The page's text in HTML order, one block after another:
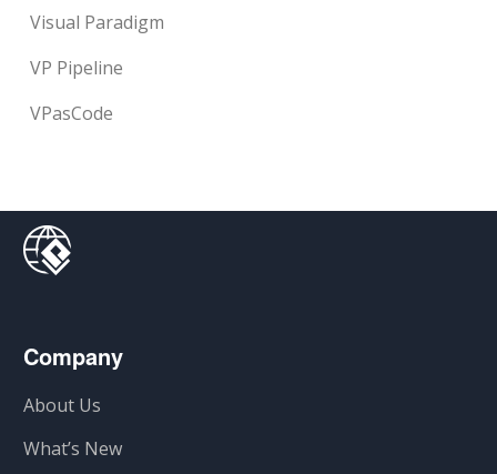
Visual Paradigm
VP Pipeline
VPasCode
Company
About Us
What’s New